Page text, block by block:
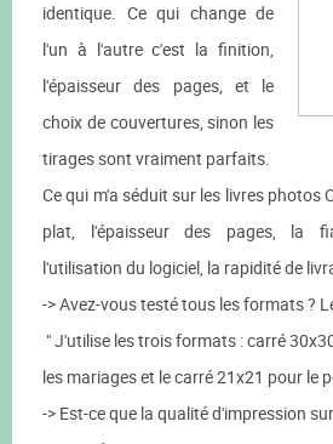
identique. Ce qui change de
l'un à l'autre c'est la finition,
l'épaisseur des pages, et le
choix de couvertures, sinon les
tirages sont vraiment parfaits.
Ce qui m'a séduit sur les livres photos
plat, l'épaisseur des pages, la
l'utilisation du logiciel, la rapidité de
-> Avez-vous testé tous les formats ?
" J'utilise les trois formats : carré
les mariages et le carré 21x21 pour le
-> Est-ce que la qualité d'impression